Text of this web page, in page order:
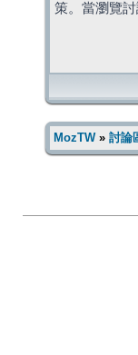
策。當瀏覽
MozTW» 討論